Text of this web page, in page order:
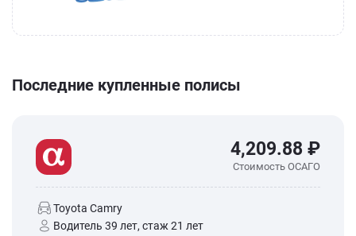
Последние купленные полисы
4,209.88 ₽
Стоимость ОСАГО
Toyota Camry
Водитель 39 лет, стаж 21 лет